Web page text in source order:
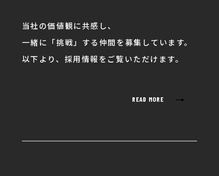
当社の価値観に共感し、
一緒に「挑戦」する仲間を募集しています。
以下より、採用情報をご覧いただけます。
READ MORE →